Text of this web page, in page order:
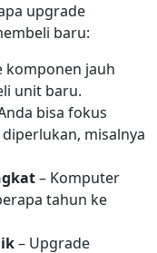
upgrade
baru:
komponen jauh
unit baru.
bisa fokus
misalnya
– Komputer
tahun ke
– Upgrade